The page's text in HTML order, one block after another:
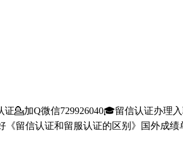
💁加Q微信729926040🎓留信认证办理
留信认证和留服认证的区别》国外成绩